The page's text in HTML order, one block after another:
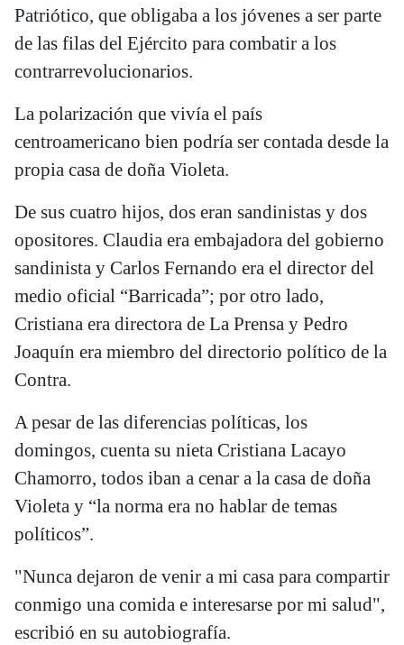
Patriótico, que obligaba a los jóvenes a ser parte
de las filas del Ejército para combatir a los
contrarrevolucionarios.
La polarización que vivía el país
centroamericano bien podría ser contada desde la
propia casa de doña Violeta.
De sus cuatro hijos, dos eran sandinistas y dos
opositores. Claudia era embajadora del gobierno
sandinista y Carlos Fernando era el director del
medio oficial “Barricada”; por otro lado,
Cristiana era directora de La Prensa y Pedro
Joaquín era miembro del directorio político de la
Contra.
A pesar de las diferencias políticas, los
domingos, cuenta su nieta Cristiana Lacayo
Chamorro, todos iban a cenar a la casa de doña
Violeta y “la norma era no hablar de temas
políticos”.
"Nunca dejaron de venir a mi casa para compartir
conmigo una comida e interesarse por mi salud",
escribió en su autobiografía.